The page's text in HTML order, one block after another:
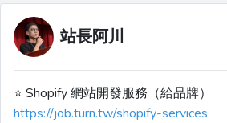
站長阿川
⭐️ Shopify 網站開發服務（給品牌）
https://job.turn.tw/shopify-services